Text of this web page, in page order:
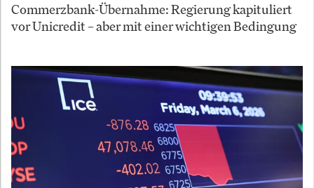
Commerzbank-Übernahme: Regierung kapituliert
vor Unicredit – aber mit einer wichtigen Bedingung